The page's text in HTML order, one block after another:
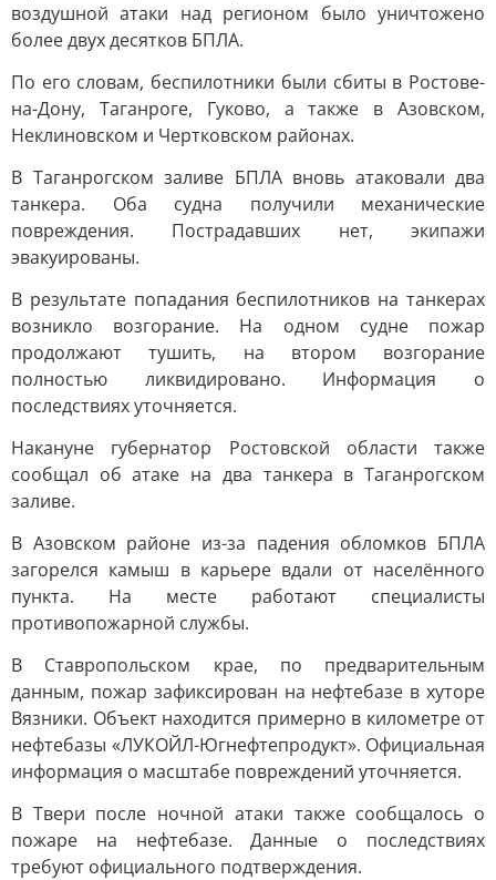
воздушной атаки над регионом было уничтожено
более двух десятков БПЛА.
По его словам, беспилотники были сбиты в Ростове-
на-Дону, Таганроге, Гуково, а также в Азовском,
Неклиновском и Чертковском районах.
В Таганрогском заливе БПЛА вновь атаковали два
танкера. Оба судна получили механические
повреждения. Пострадавших нет, экипажи
эвакуированы.
В результате попадания беспилотников на танкерах
возникло возгорание. На одном судне пожар
продолжают тушить, на втором возгорание
полностью ликвидировано. Информация о
последствиях уточняется.
Накануне губернатор Ростовской области также
сообщал об атаке на два танкера в Таганрогском
заливе.
В Азовском районе из-за падения обломков БПЛА
загорелся камыш в карьере вдали от населённого
пункта. На месте работают специалисты
противопожарной службы.
В Ставропольском крае, по предварительным
данным, пожар зафиксирован на нефтебазе в хуторе
Вязники. Объект находится примерно в километре от
нефтебазы «ЛУКОЙЛ-Югнефтепродукт». Официальная
информация о масштабе повреждений уточняется.
В Твери после ночной атаки также сообщалось о
пожаре на нефтебазе. Данные о последствиях
требуют официального подтверждения.